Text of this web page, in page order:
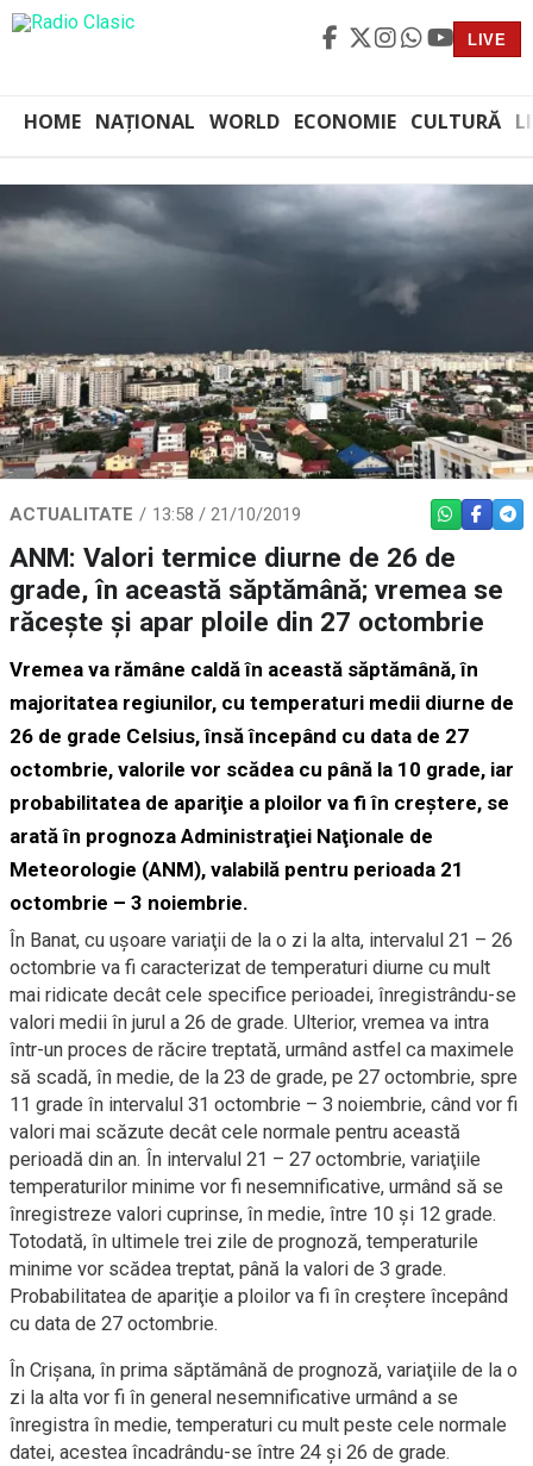
LIVE
HOME NAȚIONAL WORLD ECONOMIE CULTURĂ
ACTUALITATE 13:58 / 21/10/2019 WHATSAPP
ANM: Valori termice diurne de 26 de
grade, în această săptămână; vremea se
răceşte şi apar ploile din 27 octombrie
Vremea va rămâne caldă în această săptămână, în
majoritatea regiunilor, cu temperaturi medii diurne de
26 de grade Celsius, însă începând cu data de 27
octombrie, valorile vor scădea cu până la 10 grade, iar
probabilitatea de apariţie a ploilor va fi în creştere, se
arată în prognoza Administraţiei Naţionale de
Meteorologie (ANM), valabilă pentru perioada 21
octombrie – 3 noiembrie.
În Banat, cu uşoare variaţii de la o zi la alta, intervalul 21 – 26
octombrie va fi caracterizat de temperaturi diurne cu mult
mai ridicate decât cele specifice perioadei, înregistrându-se
valori medii în jurul a 26 de grade. Ulterior, vremea va intra
într-un proces de răcire treptată, urmând astfel ca maximele
să scadă, în medie, de la 23 de grade, pe 27 octombrie, spre
11 grade în intervalul 31 octombrie – 3 noiembrie, când vor fi
valori mai scăzute decât cele normale pentru această
perioadă din an. În intervalul 21 – 27 octombrie, variaţiile
temperaturilor minime vor fi nesemnificative, urmând să se
înregistreze valori cuprinse, în medie, între 10 şi 12 grade.
Totodată, în ultimele trei zile de prognoză, temperaturile
minime vor scădea treptat, până la valori de 3 grade.
Probabilitatea de apariţie a ploilor va fi în creştere începând
cu data de 27 octombrie.
În Crişana, în prima săptămână de prognoză, variaţiile de la o
zi la alta vor fi în general nesemnificative urmând a se
înregistra în medie, temperaturi cu mult peste cele normale
datei, acestea încadrându-se între 24 şi 26 de grade.